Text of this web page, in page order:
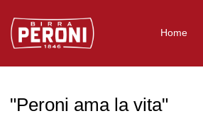
Logo Birra Peroni
Home
"Peroni ama la vita"